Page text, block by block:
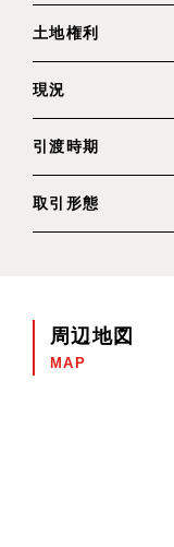
土地権利
現況
引渡時期
取引形態
周辺地図
MAP